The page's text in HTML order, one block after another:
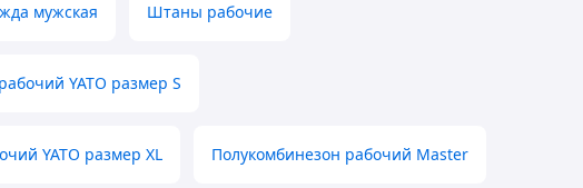
мужская Штаны рабочие
YATO размер S
YATO размер XL Полукомбинезон рабочий Master